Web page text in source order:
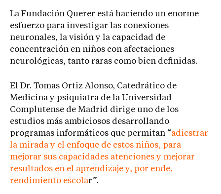
La Fundación Querer está haciendo un enorme
esfuerzo para investigar las conexiones
neuronales, la visión y la capacidad de
concentración en niños con afectaciones
neurológicas, tanto raras como bien definidas.
El Dr. Tomas Ortiz Alonso, Catedrático de
Medicina y psiquiatra de la Universidad
Complutense de Madrid dirige uno de los
estudios más ambiciosos desarrollando
programas informáticos que permitan “adiestrar
la mirada y el enfoque de estos niños, para
mejorar sus capacidades atenciones y mejorar
resultados en el aprendizaje y, por ende,
rendimiento escolar”.